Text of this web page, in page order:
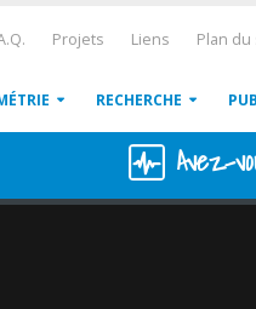
Projets Liens Plan du
RECHERCHE
Avez-